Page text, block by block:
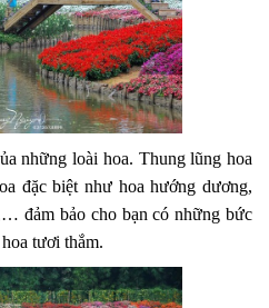
những loài hoa. Thung lũng hoa
đặc biệt như hoa hướng dương,
đảm bảo cho bạn có những bức
tươi thắm.